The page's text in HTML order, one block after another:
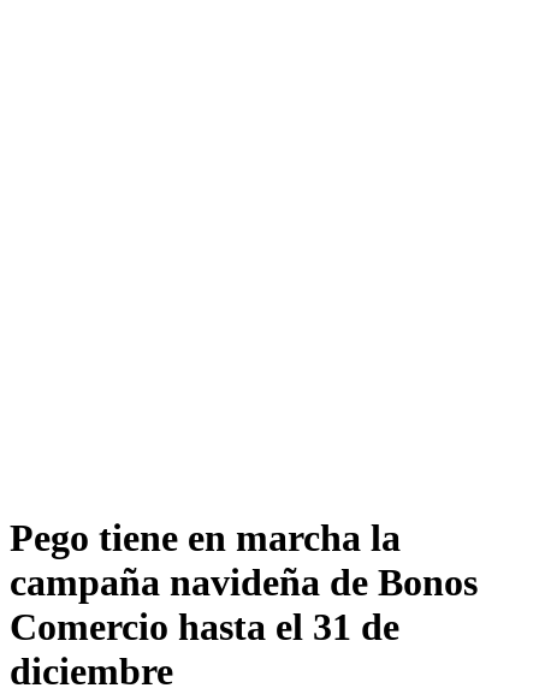
Pego tiene en marcha la
campaña navideña de Bonos
Comercio hasta el 31 de
diciembre